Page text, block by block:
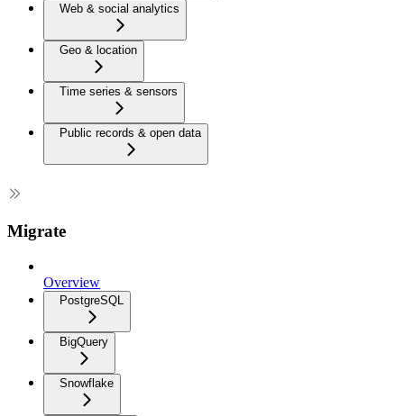
Web & social analytics
Geo & location
Time series & sensors
Public records & open data
Migrate
Overview
PostgreSQL
BigQuery
Snowflake